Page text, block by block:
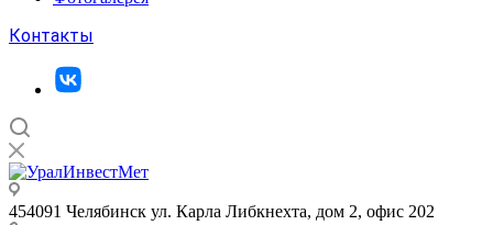
Контакты
454091 Челябинск ул. Карла Либкнехта, дом 2, офис 202